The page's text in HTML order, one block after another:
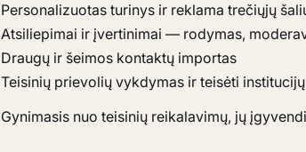
Personalizuotas turinys ir reklama trečiųjų
Atsiliepimai ir įvertinimai — rodymas,
Draugų ir šeimos kontaktų importas
Teisinių prievolių vykdymas ir teisėti
Gynimasis nuo teisinių reikalavimų, jų